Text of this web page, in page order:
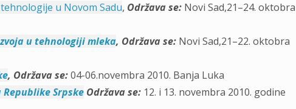
u Novom Sadu, Održava se: Novi Sad,21–24. oktobra
u tehnologiji mleka, Održava se: Novi Sad,21–22. oktobra
, Održava se:04-06.novembra 2010. Banja Luka
Srpske Održava se: 12. i 13. novembra 2010. godine